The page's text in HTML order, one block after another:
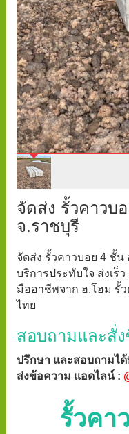
จัดส่ง รั้วคาวบ
จ.ราชบุรี
จัดส่ง รั้วคาวบอย 4 ชั้น
บริการประทับใจ ส่งเร็
มืออาชีพจาก ฮ.โฮม รั้
ไทย
สอบถามและสั่
ปรึกษา และสอบถามได้
ส่งข้อความ แอดไลน์ :
รั้วคา